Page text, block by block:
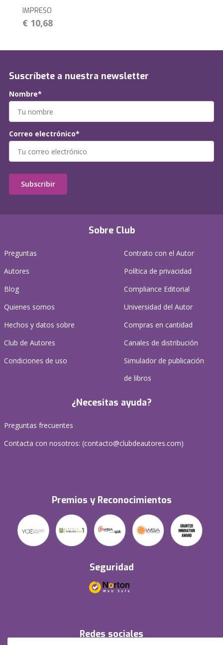
IMPRESO
€ 10,68
Sobre Club
Preguntas
Autores
Blog
Quienes somos
Hechos y datos sobre
Club de Autores
Condiciones de uso
Contrato con el Autor
Política de privacidad
Compliance Editorial
Universidad del Autor
Compras en cantidad
Canales de distribución
Simulador de publicación
de libros
¿Necesitas ayuda?
Preguntas frecuentes
Contacta con nosotros: (contacto@clubdeautores.com)
Premios y Reconocimientos
Seguridad
Redes sociales
Suscríbete a nuestra newsletter
Nombre*
Correo electrónico*
Subscribir